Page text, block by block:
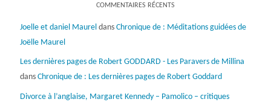
COMMENTAIRES RÉCENTS
Joelle et daniel Maureldans Chronique de : Méditations guidées de
Joëlle Maurel
Les dernières pages de Robert GODDARD - Les Paravers de Millina
dans Chronique de : Les dernières pages de Robert Goddard
Divorce à l’anglaise, Margaret Kennedy – Pamolico – critiques